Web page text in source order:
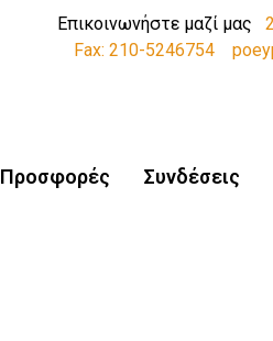
Επικοινωνήστε μαζί μας
Fax: 210-5246754
Προσφορές Συνδέσεις